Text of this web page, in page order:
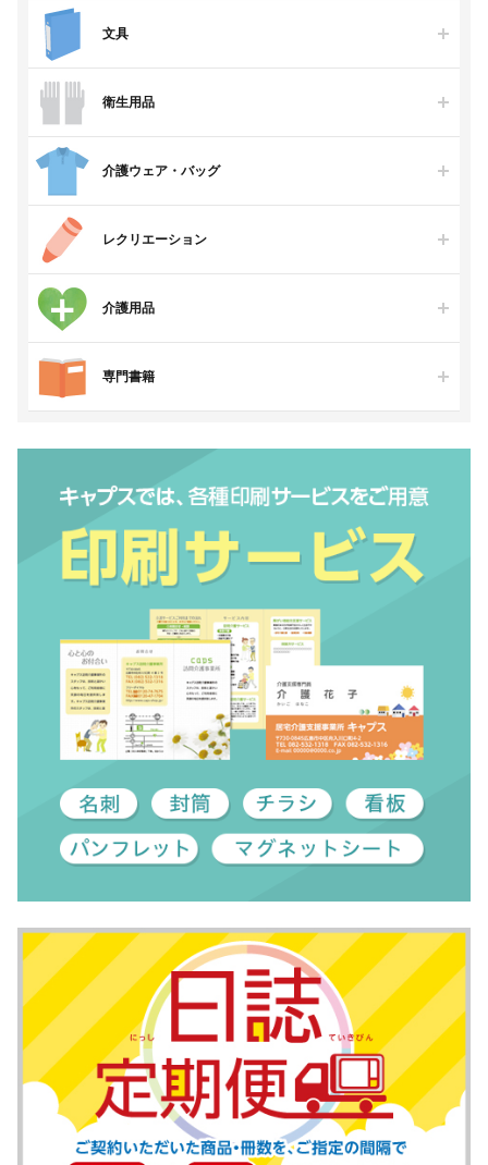
文具
衛生用品
介護ウェア・バッグ
レクリエーション
介護用品
専門書籍